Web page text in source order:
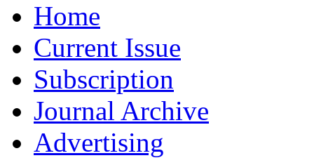
Home
Current Issue
Subscription
Journal Archive
Advertising